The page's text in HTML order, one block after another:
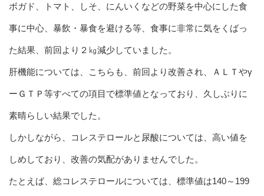
ボガド、トマト、しそ、にんいくなどの野菜を中心にした食
事に中心、暴飲・暴食を避ける等、食事に非常に気をくばっ
た結果、前回より２㎏減少していました。
肝機能については、こちらも、前回より改善され、ＡＬＴやγ
ーＧＴＰ等すべての項目で標準値となっており、久しぶりに
素晴らしい結果でした。
しかしながら、コレステロールと尿酸については、高い値を
しめしており、改善の気配がありませんでした。
たとえば、総コレステロールについては、標準値は140～199